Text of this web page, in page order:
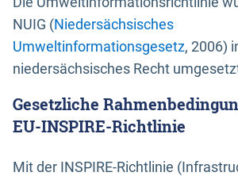
NUIG (Niedersächsisches
Umweltinformationsgesetz, 2006)
niedersächsisches Recht
Gesetzliche
EU-INSPIRE-Richtlinie
Mit der INSPIRE-Richtlinie